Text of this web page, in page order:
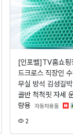
[인포벨]TV홈쇼핑
드크로스 직장인
무실 방석 김성길
골반 척척핏 자세
량용
자동차용품분류
2조회